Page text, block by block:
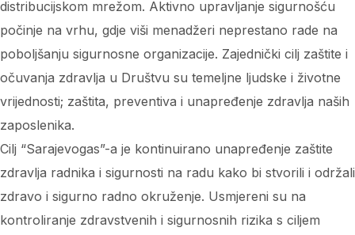
distribucijskom mrežom. Aktivno upravljanje sigurnošću
počinje na vrhu, gdje viši menadžeri neprestano rade na
poboljšanju sigurnosne organizacije. Zajednički cilj zaštite i
očuvanja zdravlja u Društvu su temeljne ljudske i životne
vrijednosti; zaštita, preventiva i unapređenje zdravlja naših
zaposlenika.
Cilj “Sarajevogas”-a je kontinuirano unapređenje zaštite
zdravlja radnika i sigurnosti na radu kako bi stvorili i održali
zdravo i sigurno radno okruženje. Usmjereni su na
kontroliranje zdravstvenih i sigurnosnih rizika s ciljem